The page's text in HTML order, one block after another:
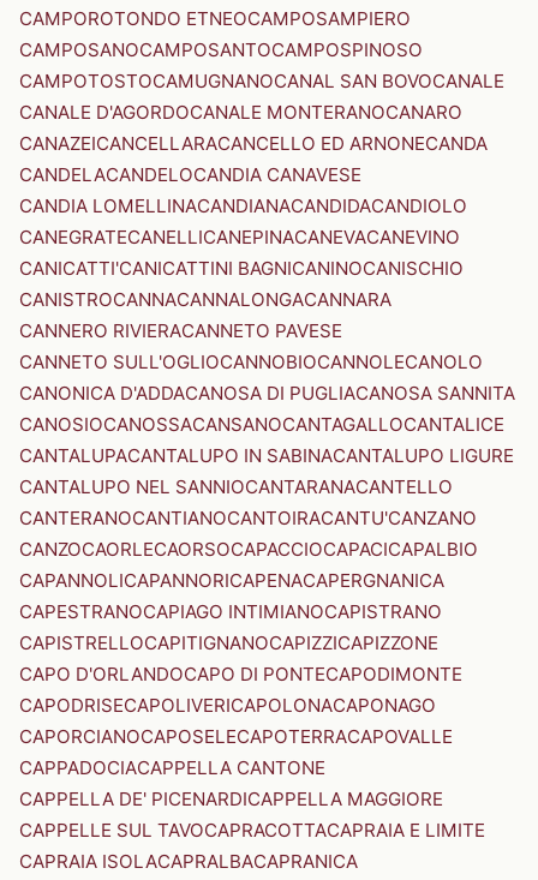
CAMPOROTONDO ETNEOCAMPOSAMPIERO
CAMPOSANOCAMPOSANTOCAMPOSPINOSO
CAMPOTOSTOCAMUGNANOCANAL SAN BOVOCANALE
CANALE D'AGORDOCANALE MONTERANOCANARO
CANAZEICANCELLARACANCELLO ED ARNONECANDA
CANDELACANDELOCANDIA CANAVESE
CANDIA LOMELLINACANDIANACANDIDACANDIOLO
CANEGRATECANELLICANEPINACANEVACANEVINO
CANICATTI'CANICATTINI BAGNICANINOCANISCHIO
CANISTROCANNACANNALONGACANNARA
CANNERO RIVIERACANNETO PAVESE
CANNETO SULL'OGLIOCANNOBIOCANNOLECANOLO
CANONICA D'ADDACANOSA DI PUGLIACANOSA SANNITA
CANOSIOCANOSSACANSANOCANTAGALLOCANTALICE
CANTALUPACANTALUPO IN SABINACANTALUPO LIGURE
CANTALUPO NEL SANNIOCANTARANACANTELLO
CANTERANOCANTIANOCANTOIRACANTU'CANZANO
CANZOCAORLECAORSOCAPACCIOCAPACICAPALBIO
CAPANNOLICAPANNORICAPENACAPERGNANICA
CAPESTRANOCAPIAGO INTIMIANOCAPISTRANO
CAPISTRELLOCAPITIGNANOCAPIZZICAPIZZONE
CAPO D'ORLANDOCAPO DI PONTECAPODIMONTE
CAPODRISECAPOLIVERICAPOLONACAPONAGO
CAPORCIANOCAPOSELECAPOTERRACAPOVALLE
CAPPADOCIACAPPELLA CANTONE
CAPPELLA DE' PICENARDICAPPELLA MAGGIORE
CAPPELLE SUL TAVOCAPRACOTTACAPRAIA E LIMITE
CAPRAIA ISOLACAPRALBACAPRANICA